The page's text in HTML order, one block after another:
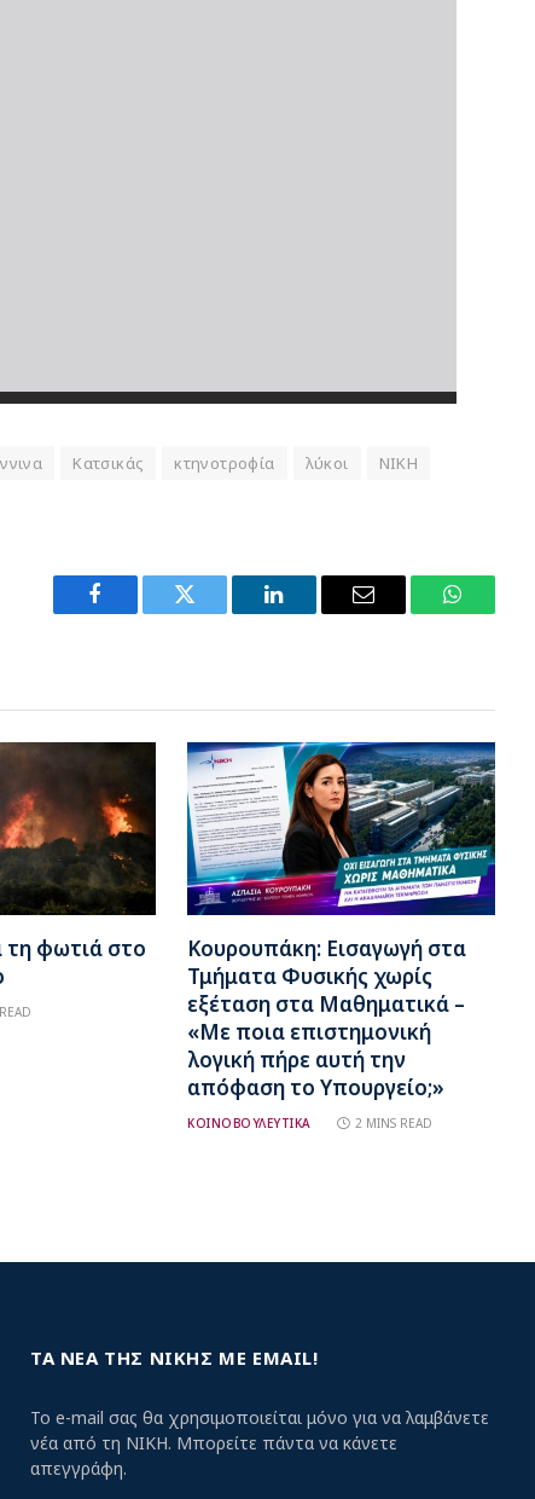
Κατσικάς κτηνοτροφία λύκοι
ΝΙΚΗ
Facebook Twitter LinkedIn Email WhatsApp
τη φωτιά στο
Κουρουπάκη: Εισαγωγή στα
Τμήματα Φυσικής χωρίς
εξέταση στα Μαθηματικά –
«Με ποια επιστημονική
λογική πήρε αυτή την
απόφαση το Υπουργείο;»
ΚΟΙΝΟΒΟΥΛΕΥΤΙΚΑ 2 MINS READ
ΤΑ ΝΕΑ ΤΗΣ ΝΙΚΗΣ ΜΕ EMAIL!
Το e-mail σας θα χρησιμοποιείται μόνο για να λαμβάνετε
νέα από τη ΝΙΚΗ. Μπορείτε πάντα να κάνετε
απεγγράφη.